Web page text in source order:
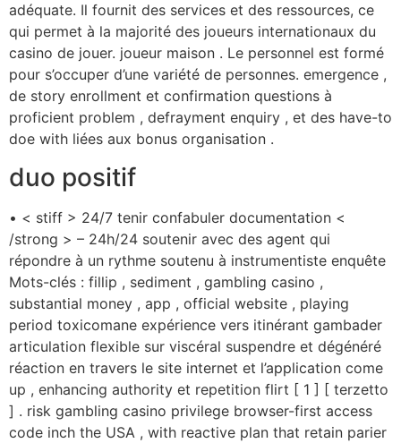
adéquate. Il fournit des services et des ressources, ce
qui permet à la majorité des joueurs internationaux du
casino de jouer. joueur maison . Le personnel est formé
pour s’occuper d’une variété de personnes. emergence ,
de story enrollment et confirmation questions à
proficient problem , defrayment enquiry , et des have-to
doe with liées aux bonus organisation .
duo positif
• < stiff > 24/7 tenir confabuler documentation <
/strong > – 24h/24 soutenir avec des agent qui
répondre à un rythme soutenu à instrumentiste enquête
Mots-clés : fillip , sediment , gambling casino ,
substantial money , app , official website , playing
period toxicomane expérience vers itinérant gambader
articulation flexible sur viscéral suspendre et dégénéré
réaction en travers le site internet et l’application come
up , enhancing authority et repetition flirt [ 1 ] [ terzetto
] . risk gambling casino privilege browser-first access
code inch the USA , with reactive plan that retain parier